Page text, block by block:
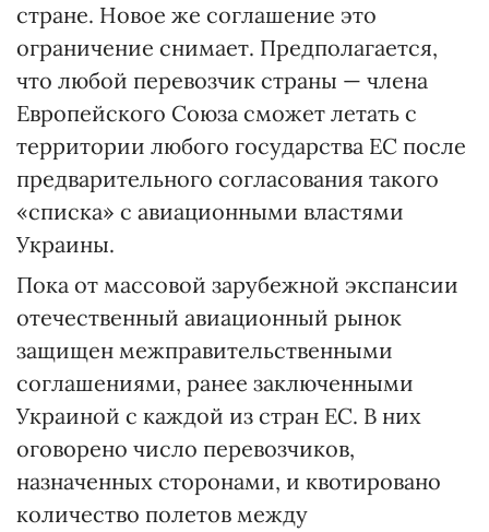
стране. Новое же соглашение это
ограничение снимает. Предполагается,
что любой перевозчик страны — члена
Европейского Союза сможет летать с
территории любого государства ЕС после
предварительного согласования такого
«списка» с авиационными властями
Украины.
Пока от массовой зарубежной экспансии
отечественный авиационный рынок
защищен межправительственными
соглашениями, ранее заключенными
Украиной с каждой из стран ЕС. В них
оговорено число перевозчиков,
назначенных сторонами, и квотировано
количество полетов между